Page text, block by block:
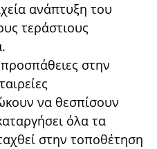
ανάπτυξη του
τεράστιους
στην
να θεσπίσουν
όλα τα
στην τοποθέτηση